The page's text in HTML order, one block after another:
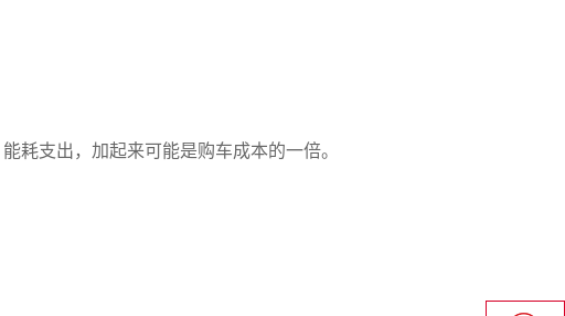
耗支出，加起来可能是购车成本的一倍。